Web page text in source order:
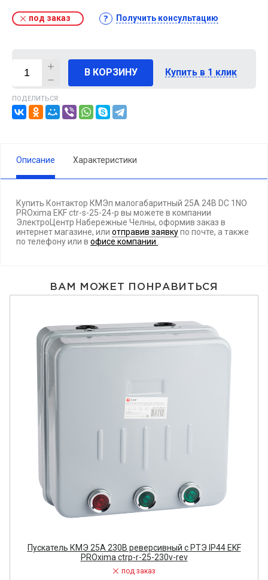
под заказ Получить консультацию
В КОРЗИНУ Купить в 1 клик
ПОДЕЛИТЬСЯ:
Описание Характеристики
Купить Контактор КМЭп малогабаритный 25А 24В DC 1NO
PROxima EKF ctr-s-25-24-p вы можете в компании
ЭлектроЦентр Набережные Челны, оформив заказ в
интернет магазине, или отправив заявкупо почте, а также
по телефонуили в офисе компании
ВАМ МОЖЕТ ПОНРАВИТЬСЯ
Пускатель КМЭ 25А 230В реверсивный с РТЭ IP44 EKF
PROxima ctrp-r-25-230v-rev
под заказ